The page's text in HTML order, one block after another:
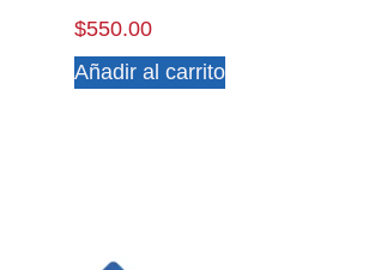
$550.00
Añadir al carrito